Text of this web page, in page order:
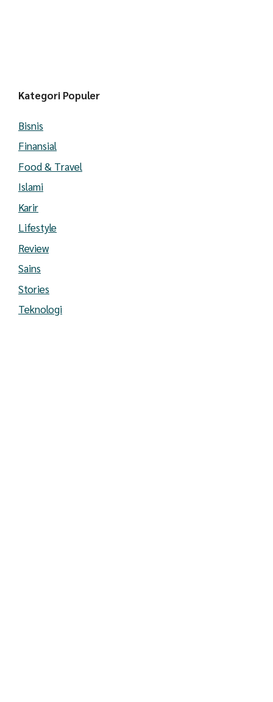
Kategori Populer
Bisnis
Finansial
Food & Travel
Islami
Karir
Lifestyle
Review
Sains
Stories
Teknologi